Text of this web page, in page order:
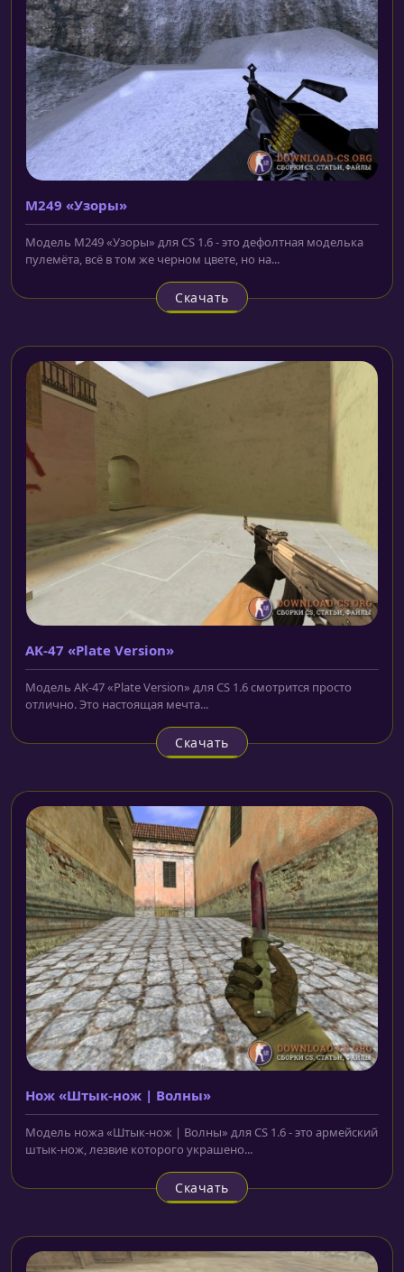
M249 «Узоры»
Модель M249 «Узоры» для CS 1.6 - это дефолтная моделька
пулемёта, всё в том же черном цвете, но на...
Скачать
AK-47 «Plate Version»
Модель AK-47 «Plate Version» для CS 1.6 смотрится просто
отлично. Это настоящая мечта...
Скачать
Нож «Штык-нож | Волны»
Модель ножа «Штык-нож | Волны» для CS 1.6 - это армейский
штык-нож, лезвие которого украшено...
Скачать